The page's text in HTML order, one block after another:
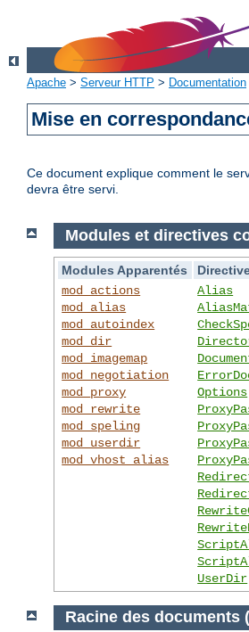
Apache > Serveur HTTP > Documentation
Mise en
Ce document explique comment le
devra être servi.
Modules et directives
Modules Apparentés
mod_actions
mod_alias
mod_autoindex
mod_dir
mod_imagemap
mod_negotiation
mod_proxy
mod_rewrite
mod_speling
mod_userdir
mod_vhost_alias
Alias
Options
UserDir
Racine des documents